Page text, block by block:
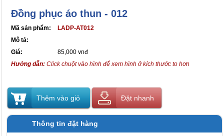
Đồng phục áo thun - 012
Mã sản phẩm:
LADP-AT012
Mô tả:
Giá:
85,000 vnđ
Hướng dẫn: Click chuột vào hình để xem hình ở kích thước to hơn
Thêm vào giỏ Đặt nhanh
Thông tin đặt hàng